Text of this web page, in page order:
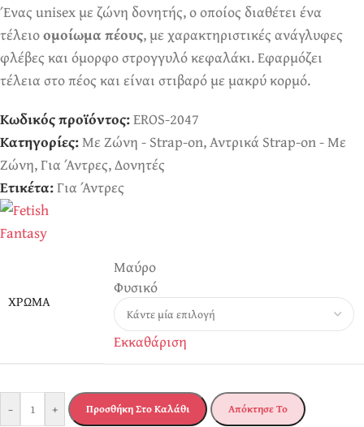
Ένας unisex με ζώνη δονητής, ο οποίος διαθέτει ένα
τέλειοομοίωμα πέους, με χαρακτηριστικές ανάγλυφες
φλέβες και όμορφο στρογγυλό κεφαλάκι. Εφαρμόζει
τέλεια στο πέος και είναι στιβαρό με μακρύ κορμό.
Κωδικός προϊόντος:EROS-2047
Κατηγορίες:Με Ζώνη - Strap-on,Αντρικά Strap-on - Με
Ζώνη,Για Άντρες,Δονητές
Ετικέτα:Για Άντρες
ΧΡΏΜΑ
Μαύρο
Φυσικό
Εκκαθάριση
- + Προσθήκη Στο Καλάθι Απόκτησε Το